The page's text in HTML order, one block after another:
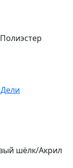
шёлк/Акрил